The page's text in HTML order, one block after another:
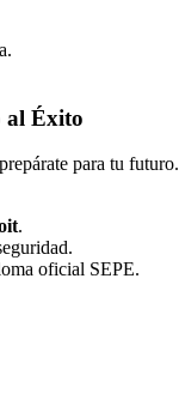
al Éxito
para tu futuro.
.
oficial SEPE.